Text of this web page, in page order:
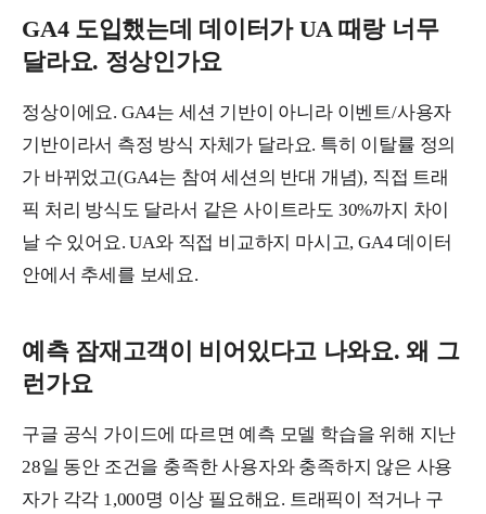
GA4 도입했는데 데이터가 UA 때랑 너무
달라요. 정상인가요
정상이에요. GA4는 세션 기반이 아니라 이벤트/사용자
기반이라서 측정 방식 자체가 달라요. 특히 이탈률 정의
가 바뀌었고(GA4는 참여 세션의 반대 개념), 직접 트래
픽 처리 방식도 달라서 같은 사이트라도 30%까지 차이
날 수 있어요. UA와 직접 비교하지 마시고, GA4 데이터
안에서 추세를 보세요.
예측 잠재고객이 비어있다고 나와요. 왜 그
런가요
구글 공식 가이드에 따르면 예측 모델 학습을 위해 지난
28일 동안 조건을 충족한 사용자와 충족하지 않은 사용
자가 각각 1,000명 이상 필요해요. 트래픽이 적거나 구